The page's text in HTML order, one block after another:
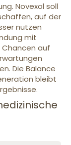
Novexol soll
auf der
nutzen
mit
auf
Die Balance
bleibt